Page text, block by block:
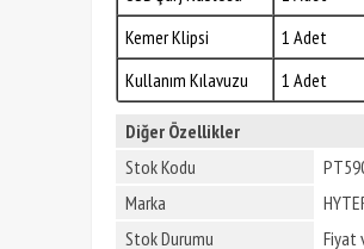
Kemer Klipsi
1 Adet
Kullanım Kılavuzu
1 Adet
Diğer Özellikler
Stok Kodu
Marka
Stok Durumu
Fiyat